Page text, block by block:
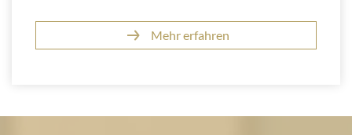
Mehr erfahren